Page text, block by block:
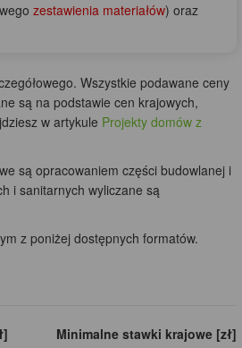
zestawienia materiałów) oraz
Wszystkie podawane ceny
są na podstawie cen krajowych,
w artykule Projekty domów z
są opracowaniem części budowlanej i
i sanitarnych wyliczane są
z poniżej dostępnych formatów.
Minimalne stawki krajowe [zł]